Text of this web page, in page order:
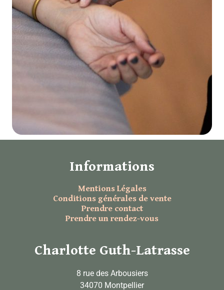
Informations
Mentions Légales
Conditions générales de vente
Prendre contact
Prendre un rendez-vous
Charlotte Guth-Latrasse
8 rue des Arbousiers
34070 Montpellier